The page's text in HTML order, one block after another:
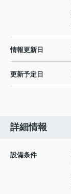
情報更新日
更新予定日
詳細情報
設備条件